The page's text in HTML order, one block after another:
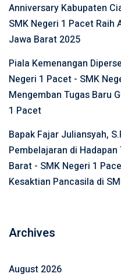
Anniversary Kabupaten
SMK Negeri 1 Pacet Raih
Jawa Barat 2025
Piala Kemenangan
Negeri 1 Pacet - SMK
Mengemban Tugas Baru
1 Pacet
Bapak Fajar Juliansyah,
Pembelajaran di
Barat - SMK Negeri 1
Kesaktian Pancasila di
Archives
August 2026